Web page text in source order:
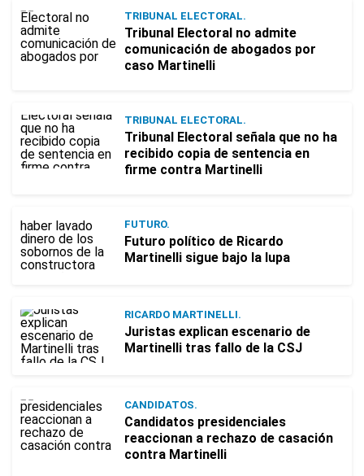
TRIBUNAL ELECTORAL.
Tribunal Electoral no admite
comunicación de abogados por
caso Martinelli
TRIBUNAL ELECTORAL.
Tribunal Electoral señala que no ha
recibido copia de sentencia en
firme contra Martinelli
FUTURO.
Futuro político de Ricardo
Martinelli sigue bajo la lupa
RICARDO MARTINELLI.
Juristas explican escenario de
Martinelli tras fallo de la CSJ
CANDIDATOS.
Candidatos presidenciales
reaccionan a rechazo de casación
contra Martinelli